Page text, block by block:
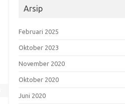
Arsip
Februari 2025
Oktober 2023
November 2020
Oktober 2020
Juni 2020